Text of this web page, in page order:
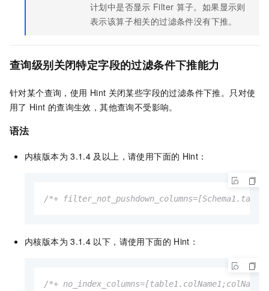
计划中是否显示 Filter 算子。如果显示则
表示该算子相关的过滤条件没有下推。
查询级别关闭特定字段的过滤条件下推能力
针对某个查询，使用 Hint 关闭某些字段的过滤条件下推。只对使
用了 Hint 的查询生效，其他查询不受影响。
语法
内核版本为 3.1.4 及以上，请使用下面的 Hint：
/*+
内核版本为 3.1.4 以下，请使用下面的 Hint：
/*+